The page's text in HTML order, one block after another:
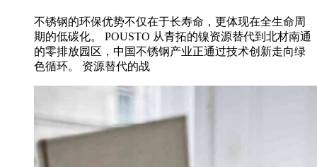
不锈钢的环保优势不仅在于长寿命，更体现在全生命周
期的低碳化。 POUSTO 从青拓的镍资源替代到北材南通
的零排放园区，中国不锈钢产业正通过技术创新走向绿
色循环。 资源替代的战